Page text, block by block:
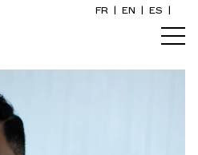
FR EN ES